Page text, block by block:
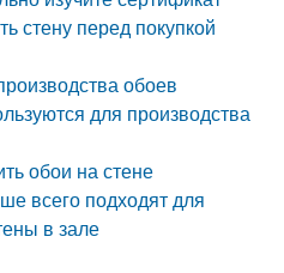
стену перед покупкой
обоев
для производства
обои на стене
всего подходят для
в зале